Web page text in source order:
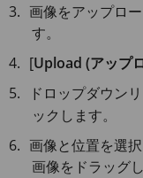
画像をアップロ
す。
[Upload (アップ
ドロップダウン
ックします。
画像と位置を選
画像をドラッグ